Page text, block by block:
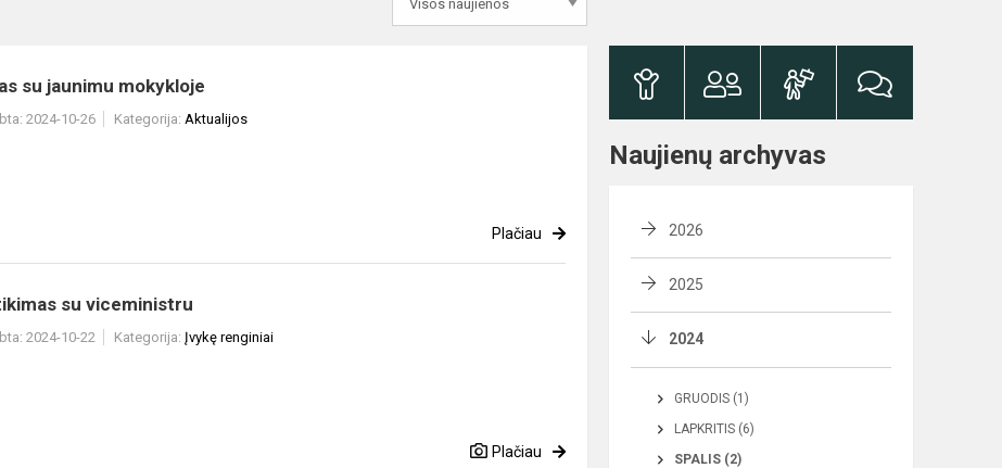
su jaunimu mokykloje
2024-10-26 Kategorija: Aktualijos
Plačiau
su viceministru
2024-10-22 Kategorija: Įvykę renginiai
Plačiau
Naujienų archyvas
2026
2025
2024
GRUODIS (1)
LAPKRITIS (6)
SPALIS (2)